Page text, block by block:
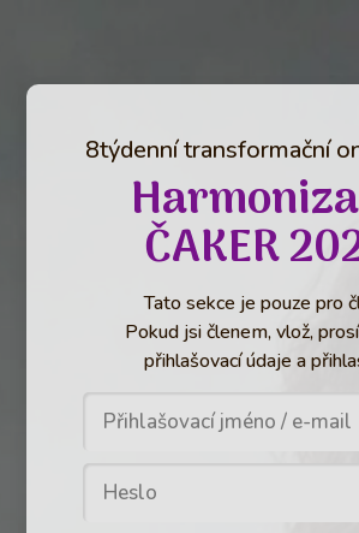
8týdenní transformační
ČAKER
Tato sekce je pouze pro
Pokud jsi členem, vlož,
přihlašovací údaje a